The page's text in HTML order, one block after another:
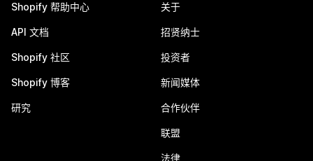
Shopify 帮助中心
API 文档
Shopify 社区
Shopify 博客
研究
关于
招贤纳士
投资者
新闻媒体
合作伙伴
联盟
法律